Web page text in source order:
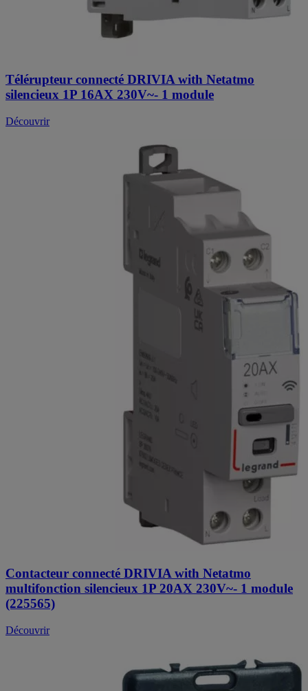
Télérupteur connecté DRIVIA with Netatmo
silencieux 1P 16AX 230V~- 1 module
Découvrir
Contacteur connecté DRIVIA with Netatmo
multifonction silencieux 1P 20AX 230V~- 1 module
(225565)
Découvrir